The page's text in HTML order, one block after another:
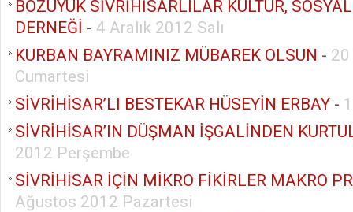
BOZÜYÜK SİVRİHİSARLILAR KÜLTÜR,
DERNEĞİ - 4 Aralık 2012 Salı
KURBAN BAYRAMINIZ MÜBAREK OLSUN -
Cumartesi
SİVRİHİSAR’LI BESTEKAR HÜSEYİN ERBAY -
SİVRİHİSAR’IN DÜŞMAN İŞGALİNDEN
2012 Perşembe
SİVRİHİSAR İÇİN MİKRO FİKİRLER MAKRO
Ağustos 2012 Pazartesi